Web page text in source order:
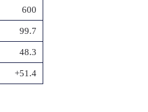
600
99.7
48.3
+51.4